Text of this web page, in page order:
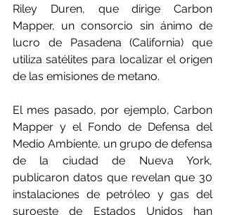
Riley Duren, que dirige Carbon
Mapper, un consorcio sin ánimo de
lucro de Pasadena (California) que
utiliza satélites para localizar el origen
de las emisiones de metano.
El mes pasado, por ejemplo, Carbon
Mapper y el Fondo de Defensa del
Medio Ambiente, un grupo de defensa
de la ciudad de Nueva York,
publicaron datos que revelan que 30
instalaciones de petróleo y gas del
suroeste de Estados Unidos han